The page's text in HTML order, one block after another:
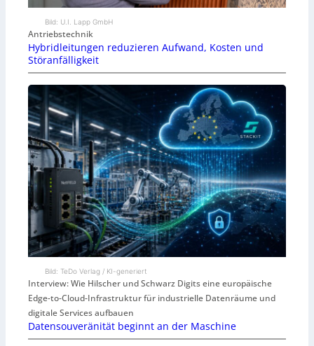
Bild: U.I. Lapp GmbH
Antriebstechnik
Hybridleitungen reduzieren Aufwand, Kosten und
Störanfälligkeit
Bild: TeDo Verlag / KI-generiert
Interview: Wie Hilscher und Schwarz Digits eine europäische
Edge-to-Cloud-Infrastruktur für industrielle Datenräume und
digitale Services aufbauen
Datensouveränität beginnt an der Maschine